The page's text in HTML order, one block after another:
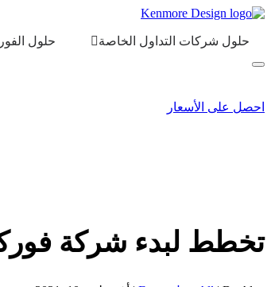
حلول شركات التداول الخاصة حلول
احصل على الأسعار
تخطط لبدء شركة فوركس